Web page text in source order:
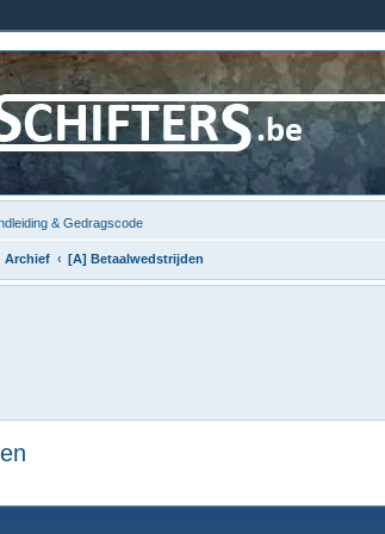
& Gedragscode
Archief [A] Betaalwedstrijden